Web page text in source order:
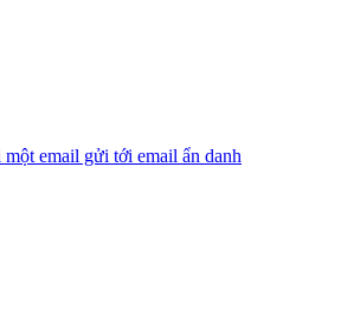
email gửi tới email ẩn danh